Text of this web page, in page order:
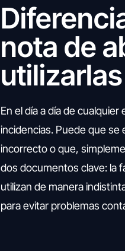
nota de
utilizarlas
En el día a día de
incidencias. Puede que se
incorrecto o que,
dos documentos clave: la
utilizan de manera
para evitar problemas